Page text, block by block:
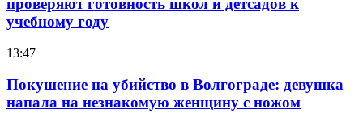
проверяют готовность школ и детсадов к
учебному году
13:47
Покушение на убийство в Волгограде: девушка
напала на незнакомую женщину с ножом